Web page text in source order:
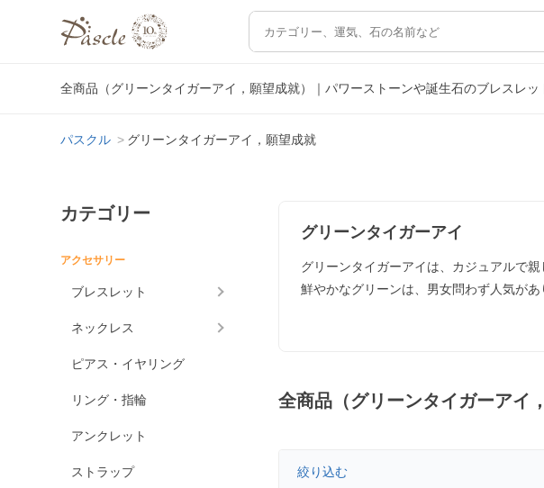
全商品（グリーンタイガーアイ，願望成就）｜パワーストーンや誕生石のブレスレッ
パスクル グリーンタイガーアイ，願望成就
カテゴリー
アクセサリー
ブレスレット
ネックレス
ピアス・イヤリング
リング・指輪
アンクレット
ストラップ
グリーンタイガーアイ
グリーンタイガーアイは、カジュアルで親
鮮やかなグリーンは、男女問わず人気が
全商品（グリーンタイガーアイ
絞り込む